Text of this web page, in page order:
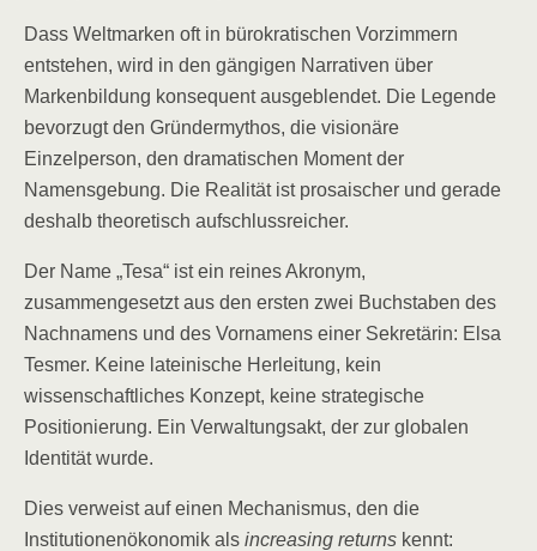
Dass Weltmarken oft in bürokratischen Vorzimmern
entstehen, wird in den gängigen Narrativen über
Markenbildung konsequent ausgeblendet. Die Legende
bevorzugt den Gründermythos, die visionäre
Einzelperson, den dramatischen Moment der
Namensgebung. Die Realität ist prosaischer und gerade
deshalb theoretisch aufschlussreicher.
Der Name „Tesa“ ist ein reines Akronym,
zusammengesetzt aus den ersten zwei Buchstaben des
Nachnamens und des Vornamens einer Sekretärin: Elsa
Tesmer. Keine lateinische Herleitung, kein
wissenschaftliches Konzept, keine strategische
Positionierung. Ein Verwaltungsakt, der zur globalen
Identität wurde.
Dies verweist auf einen Mechanismus, den die
Institutionenökonomik als increasing returns kennt: